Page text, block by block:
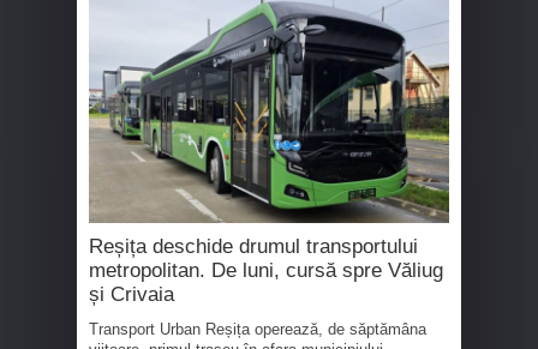
Reșița deschide drumul transportului
metropolitan. De luni, cursă spre Văliug
și Crivaia
Transport Urban Reșița operează, de săptămâna